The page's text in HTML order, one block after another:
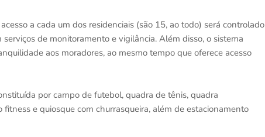
a cada um dos residenciais (são 15, ao todo) será controlado
de monitoramento e vigilância. Além disso, o sistema
aos moradores, ao mesmo tempo que oferece acesso
por campo de futebol, quadra de tênis, quadra
e quiosque com churrasqueira, além de estacionamento